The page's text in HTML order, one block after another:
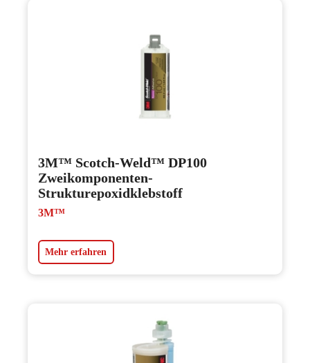
3M™ Scotch-Weld™ DP100
Zweikomponenten-
Strukturepoxidklebstoff
3M™
Mehr erfahren